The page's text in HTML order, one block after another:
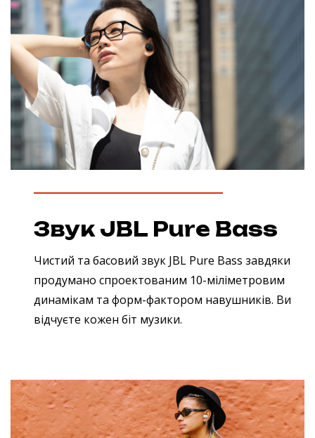
Звук JBL Pure Bass
Чистий та басовий звук JBL Pure Bass завдяки
продумано спроектованим 10-міліметровим
динамікам та форм-фактором навушників. Ви
відчуєте кожен біт музики.